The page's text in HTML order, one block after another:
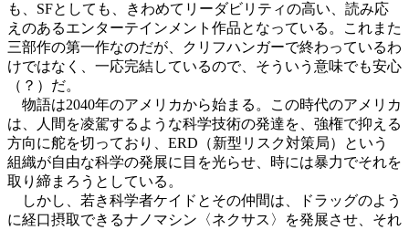
も、SFとしても、きわめてリーダビリティの高い、読み応
えのあるエンターテインメント作品となっている。これまた
三部作の第一作なのだが、クリフハンガーで終わっているわ
けではなく、一応完結しているので、そういう意味でも安心
（？）だ。
物語は2040年のアメリカから始まる。この時代のアメリカ
は、人間を凌駕するような科学技術の発達を、強権で抑える
方向に舵を切っており、ERD（新型リスク対策局）という
組織が自由な科学の発展に目を光らせ、時には暴力でそれを
取り締まろうとしている。
しかし、若き科学者ケイドとその仲間は、ドラッグのよう
に経口摂取できるナノマシン〈ネクサス〉を発展させ、それ